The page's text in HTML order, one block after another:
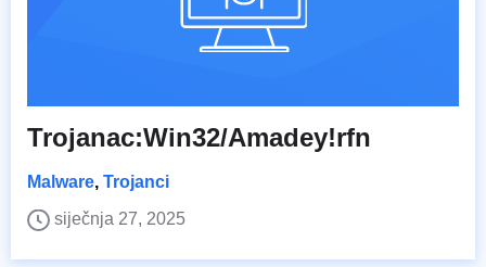
Trojanac:Win32/Amadey!rfn
Malware, Trojanci
siječnja 27, 2025